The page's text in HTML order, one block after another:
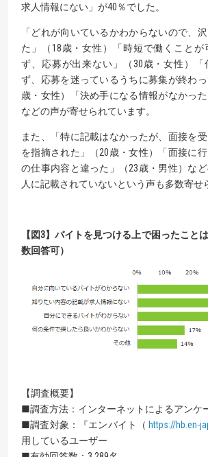
求人情報にない」が40％でした。
「どれが向いているかわからないので、
た」（18歳・女性）「時短で働くことが
ず、応募が出来ない」（30歳・女性）「
ず、応募を迷っているうちに募集が終わ
歳・女性）「決め手になる情報がなかった
などの声が寄せられています。
また、「特に記載はなかったが、面接を
を指摘された」（20歳・女性）「面接に
の仕事内容と違った」（23歳・男性）な
人に記載されていないという声も多数寄せ
【 図3】バイトを見つける上で困ったこと
数回答可）
【調査概要】
■調査方法：インターネットによるアンケ
■調査対象：『エンバイト（ https://hb.en-
用しているユーザー